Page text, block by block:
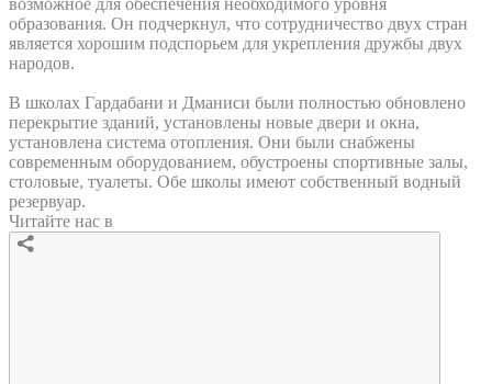
образования. Он подчеркнул, что сотрудничество двух стран
является хорошим подспорьем для укрепления дружбы двух
народов.
В школах Гардабани и Дманиси были полностью обновлено
перекрытие зданий, установлены новые двери и окна,
установлена система отопления. Они были снабжены
современным оборудованием, обустроены спортивные залы,
столовые, туалеты. Обе школы имеют собственный водный
резервуар.
Читайте нас в